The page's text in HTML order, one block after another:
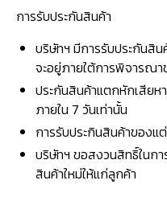
การรับประกันสินค้า
บริษัทฯ มีการรับประกันสิ
จะอยู่ภายใต้การพิจารณ
ประกันสินค้าแตกหักเสีย
ภายใน 7 วันเท่านั้น
การรับประกินสินค้าของแ
บริษัทฯ ขอสงวนสิทธิ์ใน
สินค้าใหม่ให้แก่ลูกค้า